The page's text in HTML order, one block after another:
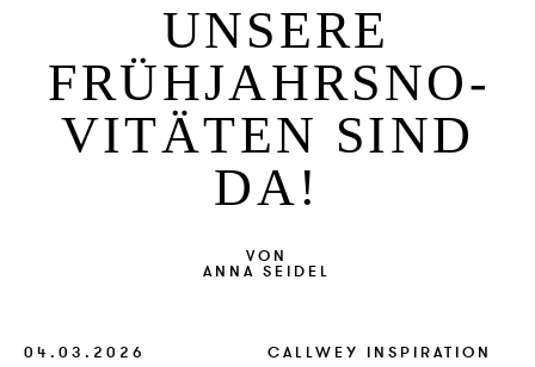
BEST OF ARCHITECTURE
CORPORATE PUBLISHING
BLOG
VERLAG
JOBS
UN­SE­RE
FRÜHJAHRSNO­
VITÄTEN SIND
DA!
VON
ANNA SEIDEL
04.03.2026 CALLWEY INSPIRATION